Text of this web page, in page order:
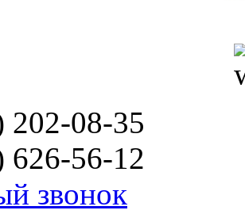
202-08-35
626-56-12
звонок